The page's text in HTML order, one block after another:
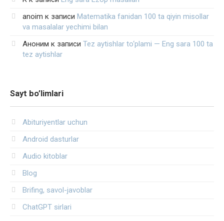
anoim к записи Matematika fanidan 100 ta qiyin misollar
va masalalar yechimi bilan
Аноним к записи Tez aytishlar to‘plami — Eng sara 100 ta
tez aytishlar
Sayt bo’limlari
Abituriyentlar uchun
Android dasturlar
Audio kitoblar
Blog
Brifing, savol-javoblar
ChatGPT sirlari